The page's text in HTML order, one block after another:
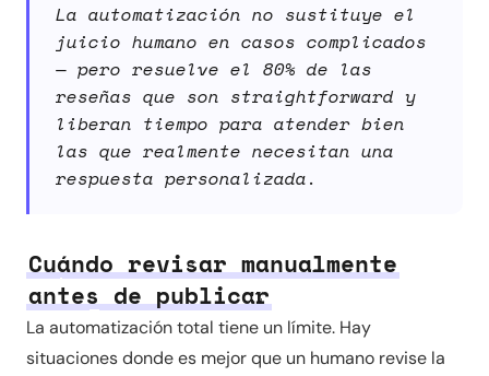
La automatización no sustituye el
juicio humano en casos complicados
— pero resuelve el 80% de las
reseñas que son straightforward y
liberan tiempo para atender bien
las que realmente necesitan una
respuesta personalizada.
Cuándo revisar manualmente
antes de publicar
La automatización total tiene un límite. Hay
situaciones donde es mejor que un humano revise la